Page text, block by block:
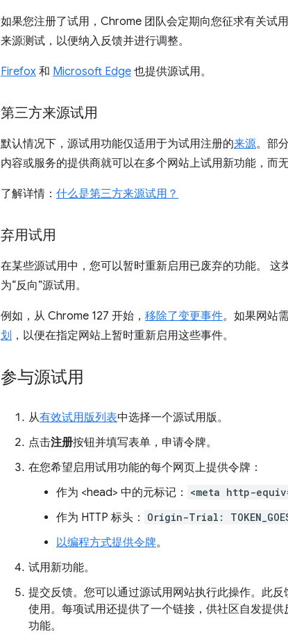
如果您注册了试用，Chrome 团队会定期向您征求有关试
来源测试，以便纳入反馈并进行调整。
Firefox 和 Microsoft Edge 也提供源试用。
第三方来源试用
默认情况下，源试用功能仅适用于为试用注册的来源。部
内容或服务的提供商就可以在多个网站上试用新功能，而
了解详情： 什么是第三方来源试用？
弃用试用
在某些源试用中，您可以暂时重新启用已废弃的功能。 这
为“反向”源试用。
例如，从 Chrome 127 开始， 移除了变更事件。如果网站
划 ，以便在指定网站上暂时重新启用这些事件。
参与源试用
从有效试用版列表中选择一个源试用版。
点击注册按钮并填写表单，申请令牌。
在您希望启用试用功能的每个网页上提供令牌：
作为 <head> 中的元标记：
<meta http-
作为 HTTP 标头： Origin-Trial:
以编程方式提供令牌。
试用新功能。
提交反馈。您可以通过源试用网站执行此操作。此
使用。每项试用还提供了一个链接，供社区自发提
功能。